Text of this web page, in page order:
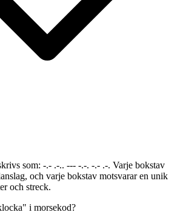
som: -.- .-.. --- -.-. -.- .-. Varje bokstav
och varje bokstav motsvarar en unik
och streck.
i morsekod?